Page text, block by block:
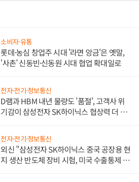
소비자·유통
롯데·농심 창업주 시대 '라면 앙금'은 옛말,
'사촌' 신동빈·신동원 시대 협업 확대일로
전자·전기·정보통신
D램과 HBM 내년 물량도 '품절', 고객사 위
기감이 삼성전자 SK하이닉스 협상력 더 키
전자·전기·정보통신
외신 "삼성전자 SK하이닉스 중국 공장용 현
지 생산 반도체 장비 시험, 미국 수출통제 대